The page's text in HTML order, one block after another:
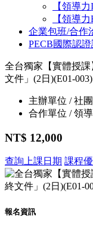
【領導
【領導
企業包班/合作
PECB國際認證
全台獨家【實體授
文件」(2日)(E01-003)
主辦單位 / 社
合作單位 / 領
NT$ 12,000
查詢上課日期 課程
報名資訊